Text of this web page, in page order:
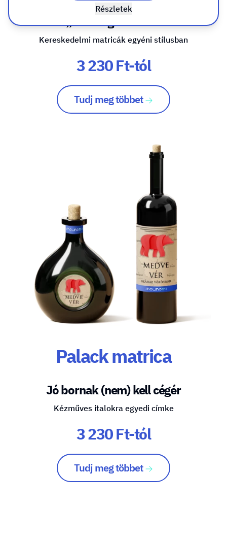
A „ruha” igenis számít
Kereskedelmi matricák egyéni stílusban
3 230 Ft-tól
Tudj meg többet
Palack matrica
Jó bornak (nem) kell cégér
Kézműves italokra egyedi címke
3 230 Ft-tól
Tudj meg többet
Részletek